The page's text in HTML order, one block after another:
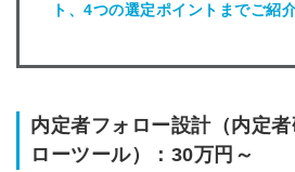
ト、4つの選定ポイントまでご紹
内定者フォロー設計（内定
ローツール）：30万円～